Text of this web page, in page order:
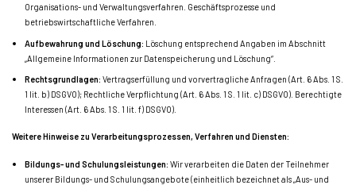
Organisations- und Verwaltungsverfahren. Geschäftsprozesse und
betriebswirtschaftliche Verfahren.
Aufbewahrung und Löschung: Löschung entsprechend Angaben im Abschnitt
„Allgemeine Informationen zur Datenspeicherung und Löschung“.
Rechtsgrundlagen: Vertragserfüllung und vorvertragliche Anfragen (Art. 6 Abs. 1 S.
1 lit. b) DSGVO); Rechtliche Verpflichtung (Art. 6 Abs. 1 S. 1 lit. c) DSGVO). Berechtigte
Interessen (Art. 6 Abs. 1 S. 1 lit. f) DSGVO).
Weitere Hinweise zu Verarbeitungsprozessen, Verfahren und Diensten:
Bildungs- und Schulungsleistungen: Wir verarbeiten die Daten der Teilnehmer
unserer Bildungs- und Schulungsangebote (einheitlich bezeichnet als „Aus- und